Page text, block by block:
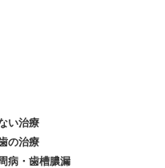
い治療
の治療
病・歯槽膿漏